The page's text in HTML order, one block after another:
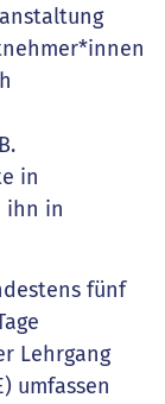
in
ihn in
fünf
Lehrgang
umfassen